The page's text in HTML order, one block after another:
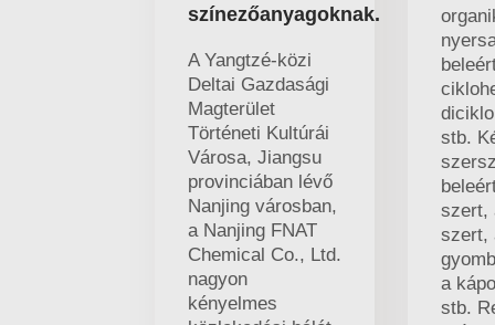
színezőanyagoknak.
A Yangtzé-közi
Deltai Gazdasági
Magterület
Történeti Kultúrái
Városa, Jiangsu
provinciában lévő
Nanjing városban,
a Nanjing FNAT
Chemical Co., Ltd.
nagyon
kényelmes
stb.
szert,
szert,
a
stb.